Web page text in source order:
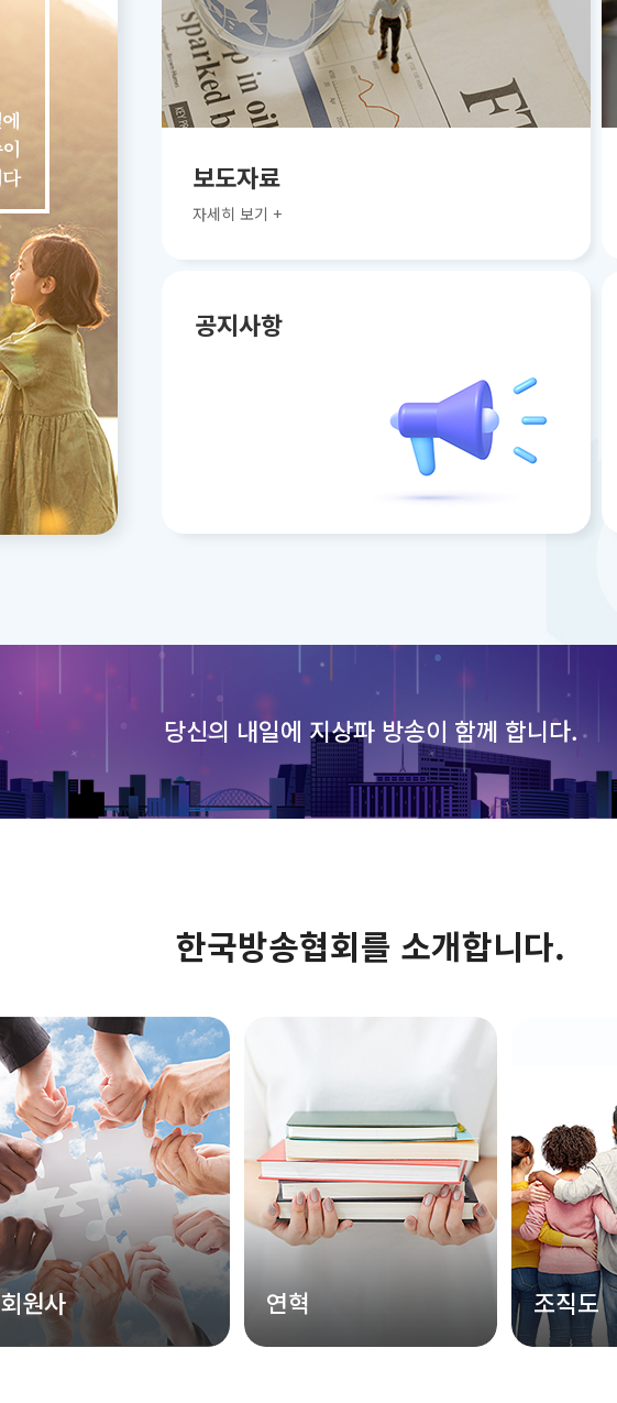
보도자료
자세히 보기 +
공지사항
당신의 내일에 지상파 방송이 함께 합니다.
한국방송협회를 소개합니다.
회원사 연혁 조직도